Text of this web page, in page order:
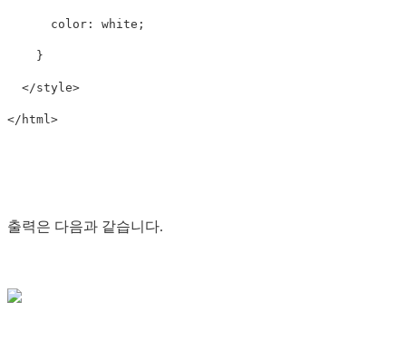
color : white ;
}
</style>
</html>
출력은 다음과 같습니다.